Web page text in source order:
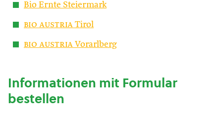
Bio Ernte Steiermark
bio austria Tirol
bio austria Vorarlberg
Informationen mit Formular
bestellen